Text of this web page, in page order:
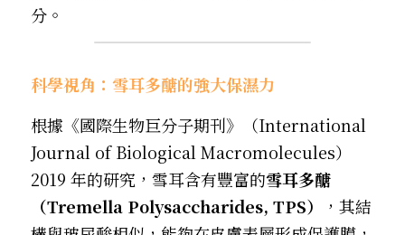
分。
科學視角：雪耳多醣的強大保濕力
根據《國際生物巨分子期刊》（International
Journal of Biological Macromolecules）
2019 年的研究，雪耳含有豐富的雪耳多醣
（Tremella Polysaccharides, TPS）
，其結